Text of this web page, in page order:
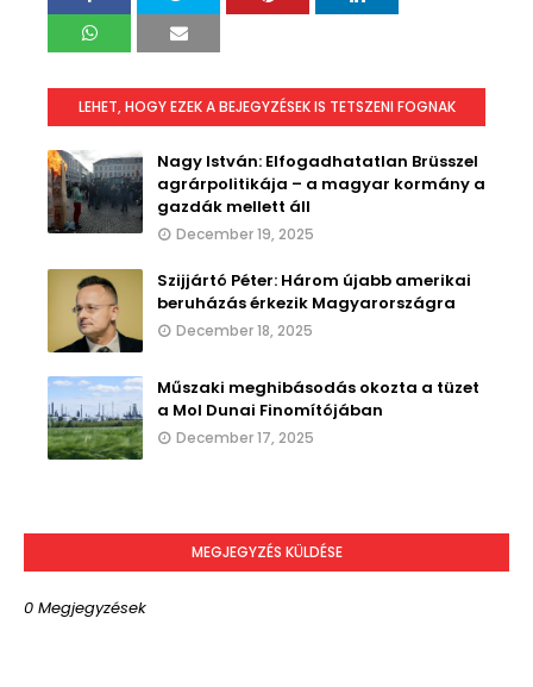
LEHET, HOGY EZEK A BEJEGYZÉSEK IS TETSZENI FOGNAK
Nagy István: Elfogadhatatlan Brüsszel
agrárpolitikája – a magyar kormány a
gazdák mellett áll
December 19, 2025
Szijjártó Péter: Három újabb amerikai
beruházás érkezik Magyarországra
December 18, 2025
Műszaki meghibásodás okozta a tüzet
a Mol Dunai Finomítójában
December 17, 2025
MEGJEGYZÉS KÜLDÉSE
0 Megjegyzések